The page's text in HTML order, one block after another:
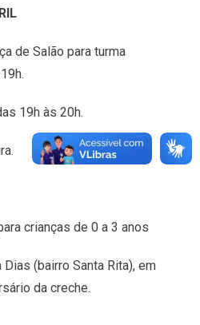
de Salão para turma
19h às 20h.
crianças de 0 a 3 anos
(bairro Santa Rita), em
da creche.